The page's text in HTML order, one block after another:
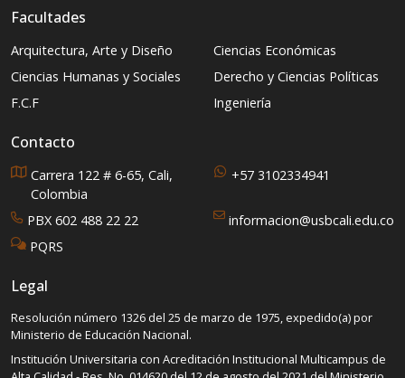
Facultades
Arquitectura, Arte y Diseño
Ciencias Económicas
Ciencias Humanas y Sociales
Derecho y Ciencias Políticas
F.C.F
Ingeniería
Contacto
Carrera 122 # 6-65, Cali,
Colombia
+57 3102334941
PBX 602 488 22 22
informacion@usbcali.edu.co
PQRS
Legal
Resolución número 1326 del 25 de marzo de 1975, expedido(a) por
Ministerio de Educación Nacional.
Institución Universitaria con Acreditación Institucional Multicampus de